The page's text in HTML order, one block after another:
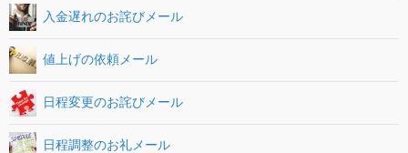
入金遅れのお詫びメール
値上げの依頼メール
日程変更のお詫びメール
日程調整のお礼メール